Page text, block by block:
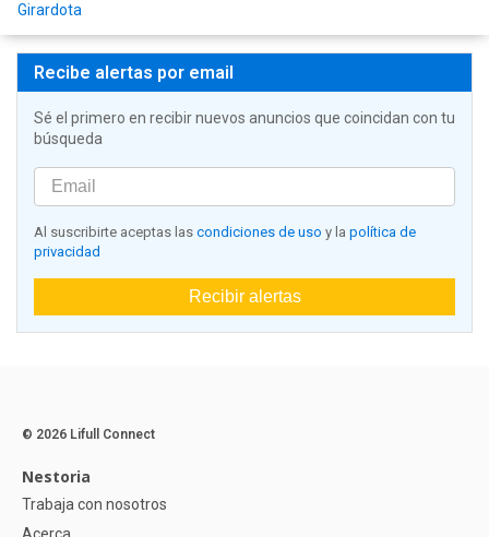
Girardota
Recibe alertas por email
Sé el primero en recibir nuevos anuncios que coincidan con tu
búsqueda
Al suscribirte aceptas las condiciones de uso y la política de
privacidad
Recibir alertas
© 2026 Lifull Connect
Nestoria
Trabaja con nosotros